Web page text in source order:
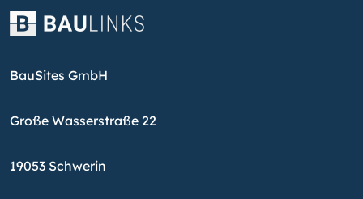
BauSites GmbH
Große Wasserstraße 22
19053 Schwerin